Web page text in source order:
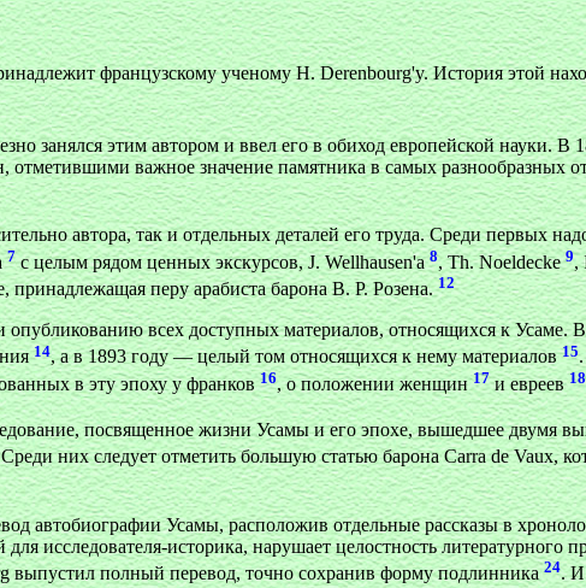
французскому ученому H. Derenbourg'y. История этой
занялся этим автором и ввел его в обиход европейской науки.
отметившими важное значение памятника в самых разнообразных
автора, так и отдельных деталей его труда. Среди первых
7с целым рядом ценных экскурсов, J. Wellhausen'a 8, Th. Noeldecke 9,
принадлежащая перу арабиста барона В. Р. Розена.12
опубликованию всех доступных материалов, относящихся к Усаме.
14, а в 1893 году — целый том относящихся к нему материалов15
в эту эпоху у франков16, о положении женщин17и евреев18
посвященное жизни Усамы и его эпохе, вышедшее двумя
них следует отметить большую статью барона Carra de Vaux,
автобиографии Усамы, расположив отдельные рассказы в
исследователя-историка, нарушает целостность литературного
выпустил полный перевод, точно сохранив форму подлинника24. И